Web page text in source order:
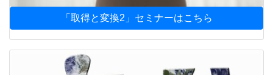
「取得と変換2」セミナーはこちら